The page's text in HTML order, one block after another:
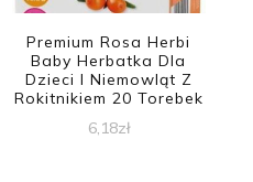
Premium Rosa Herbi
Baby Herbatka Dla
Dzieci I Niemowląt Z
Rokitnikiem 20 Torebek
6,18zł